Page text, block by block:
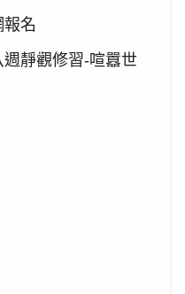
名
靜觀修習-喧囂世